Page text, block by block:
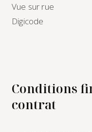
Vue sur rue
Digicode
Conditions
contrat